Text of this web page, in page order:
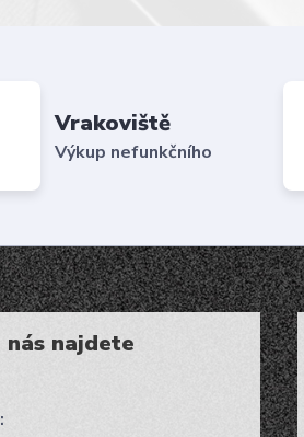
Vrakoviště
Výkup nefunkčního
nás najdete